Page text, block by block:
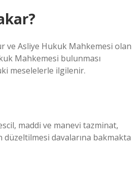
ve Asliye Hukuk Mahkemesi olan
Mahkemesi bulunması
meselelerle ilgilenir.
maddi ve manevi tazminat,
davalarına bakmakta